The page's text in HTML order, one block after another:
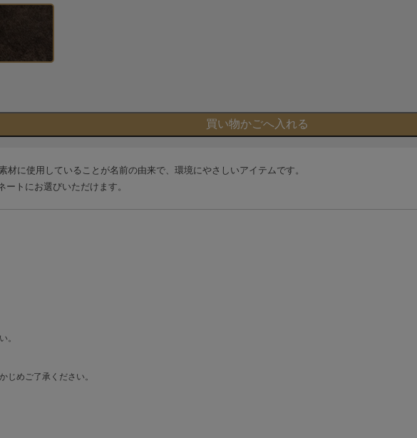
に使用していることが名前の由来で、環境にやさしいアイテムです。
トにお選びいただけます。
。
じめご了承ください。